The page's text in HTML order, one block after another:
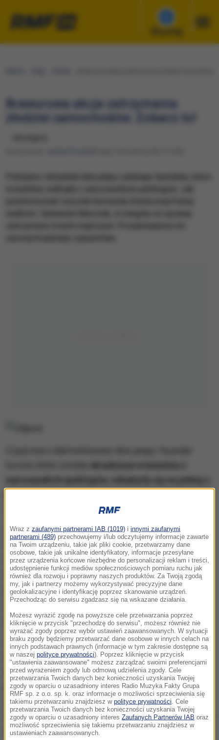
Słuchaj
Brawurowa akcja zatrzymania
złodziei samochodów. Zobacz to!
Z informacji policjantów stołecznej
"samochodówki", którzy przeprowadzili akcję w
Wiktorowie wynikało, że mieszkający tam
mężczyzna ma związek z kradzieżami pojazdów i
ich demontażem. Policjanci ustalili, że na posesję
47-latka trafił jeep skradziony kilka dni wcześniej z
warszawskiego Bemowa.
Jak informuje KSP, funkcjonariusze, chcąc upewnić
się, że to właśnie w tym miejscu dochodzi do
demontażu samochodów, zaczęli obserwację
posesji. W trakcie działań na tyłach zabudowań
gospodarczych zauważyli jeepa. Auto miało
zdemontowane tylne drzwi po obu stronach, a silnik i
zderzak były przykryte czarną folią; w pobliżu
Wraz z zaufanymi partnerami IAB (1019) i innymi zaufanymi
partnerami (489) przechowujemy i/lub odczytujemy informacje zawarte
na Twoim urządzeniu, takie jak pliki cookie, przetwarzamy dane
osobowe, takie jak unikalne identyfikatory, informacje przesyłane
przez urządzenia końcowe niezbędne do personalizacji reklam i treści,
udostępnienie funkcji mediów społecznościowych pomiaru ruchu jak
również dla rozwoju i poprawny naszych produktów. Za Twoją zgodą
my, jak i partnerzy możemy wykorzystywać precyzyjne dane
geolokalizacyjne i identyfikację poprzez skanowanie urządzeń.
Przechodząc do serwisu zgadzasz się na wskazane działania.
Możesz wyrazić zgodę na powyższe cele przetwarzania poprzez
kliknięcie w przycisk "przechodzę do serwisu", możesz również nie
wyrażać zgody poprzez wybór ustawień zaawansowanych. W sytuacji
braku zgody będziemy przetwarzać dane osobowe w innych celach na
innych podstawach prawnych (informacje w tym zakresie dostępne są
w naszej polityce prywatności). Poprzez kliknięcie w przycisk
"ustawienia zaawansowane" możesz zarządzać swoimi preferencjami
przed wyrażeniem zgody lub odmową udzielenia zgody. Cele
przetwarzania Twoich danych bez konieczności uzyskania Twojej
zgody w oparciu o uzasadniony interes Radio Muzyka Fakty Grupa
RMF sp. z o.o. sp. k. oraz informacje o możliwości sprzeciwienia się
takiemu przetwarzaniu znajdziesz w polityce prywatności . Cele
przetwarzania Twoich danych bez konieczności uzyskania Twojej
zgody w oparciu o uzasadniony interes Zaufanych Partnerów IAB oraz
możliwość sprzeciwienia się takiemu przetwarzaniu znajdziesz w
ustawieniach zaawansowanych.